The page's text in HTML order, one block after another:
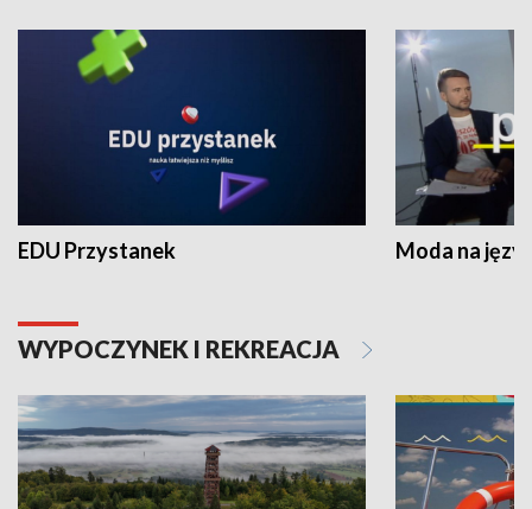
EDU Przystanek Moda na
WYPOCZYNEK I REKREACJA